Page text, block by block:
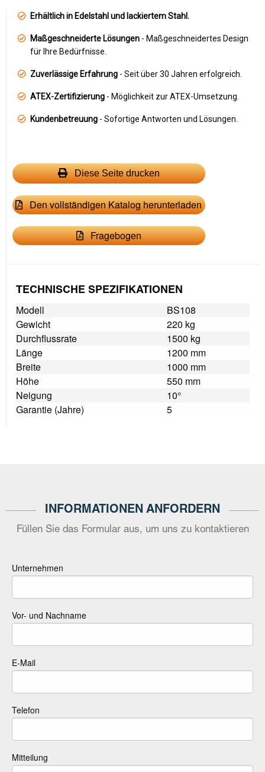
Erhältlich in Edelstahl und lackiertem Stahl.
Maßgeschneiderte Lösungen - Maßgeschneidertes Design
für Ihre Bedürfnisse.
Zuverlässige Erfahrung - Seit über 30 Jahren erfolgreich.
ATEX-Zertifizierung - Möglichkeit zur ATEX-Umsetzung.
Kundenbetreuung - Sofortige Antworten und Lösungen.
Diese Seite drucken
Den vollständigen Katalog herunterladen
Fragebogen
TECHNISCHE SPEZIFIKATIONEN
Modell
BS108
Gewicht
220 kg
Durchflussrate
1500 kg
Länge
1200 mm
Breite
1000 mm
Höhe
550 mm
Neigung
10°
Garantie (Jahre)
5
INFORMATIONEN ANFORDERN
Füllen Sie das Formular aus, um uns zu kontaktieren
Unternehmen
Vor- und Nachname
E-Mail
Telefon
Mitteilung